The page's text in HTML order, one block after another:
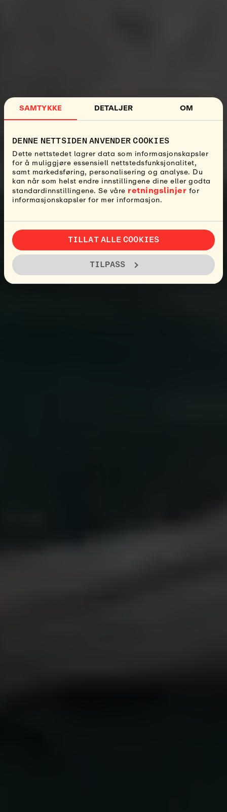
SAMTYKKE DETALJER OM
DENNE NETTSIDEN ANVENDER COOKIES
Dette nettstedet lagrer data som informasjonskapsler
for å muliggjøre essensiell nettstedsfunksjonalitet,
samt markedsføring, personalisering og analyse. Du
kan når som helst endre innstillingene dine eller godta
standardinnstillingene. Se våre retningslinjer for
informasjonskapsler for mer informasjon.
TILLAT ALLE COOKIES
TILPASS